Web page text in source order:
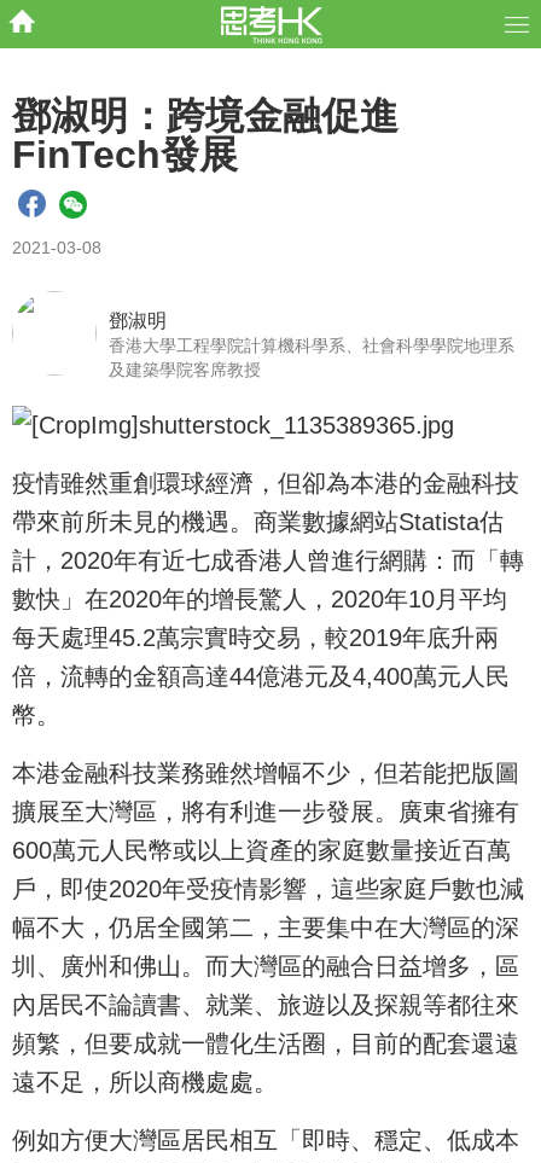
鄧淑明：跨境金融促進
FinTech發展
2021-03-08
鄧淑明
香港大學工程學院計算機科學系、社會科學學院地理系
及建築學院客席教授
疫情雖然重創環球經濟，但卻為本港的金融科技
帶來前所未見的機遇。商業數據網站Statista估
計，2020年有近七成香港人曾進行網購：而「轉
數快」在2020年的增長驚人，2020年10月平均
每天處理45.2萬宗實時交易，較2019年底升兩
倍，流轉的金額高達44億港元及4,400萬元人民
幣。
本港金融科技業務雖然增幅不少，但若能把版圖
擴展至大灣區，將有利進一步發展。廣東省擁有
600萬元人民幣或以上資產的家庭數量接近百萬
戶，即使2020年受疫情影響，這些家庭戶數也減
幅不大，仍居全國第二，主要集中在大灣區的深
圳、廣州和佛山。而大灣區的融合日益增多，區
內居民不論讀書、就業、旅遊以及探親等都往來
頻繁，但要成就一體化生活圈，目前的配套還遠
遠不足，所以商機處處。
例如方便大灣區居民相互「即時、穩定、低成本